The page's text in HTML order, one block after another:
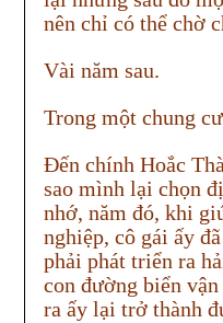
nên chỉ có thể chờ
Vài năm sau.
Trong một chung
Đến chính Hoắc
sao mình lại chọn
nhớ, năm đó, khi
nghiệp, cô gái ấy
phải phát triển ra
con đường biển
ra ấy lại trở thành